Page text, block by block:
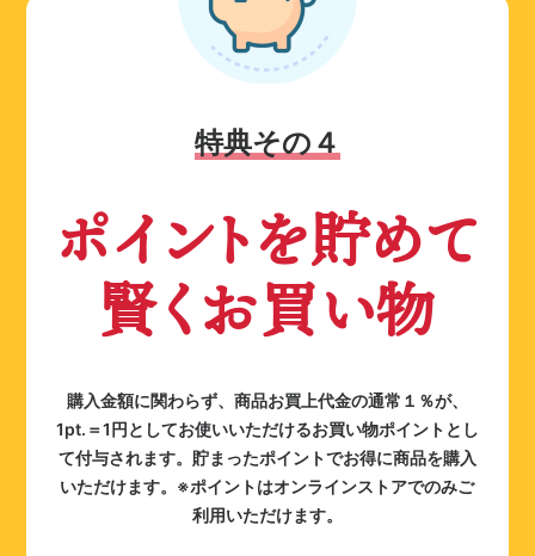
特典その４
ポイントを貯めて
賢くお買い物
購入金額に関わらず、商品お買上代金の通常１％が、
1pt.＝1円としてお使いいただけるお買い物ポイントとし
て付与されます。貯まったポイントでお得に商品を購入
いただけます。※ポイントはオンラインストアでのみご
利用いただけます。